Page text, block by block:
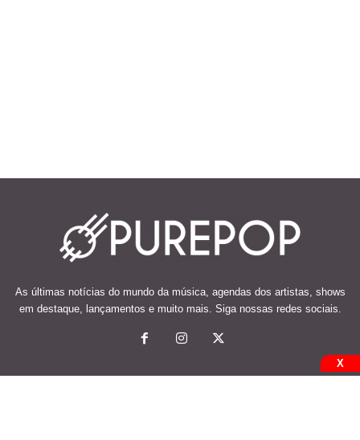
As últimas notícias do mundo da música, agendas dos artistas, shows
em destaque, lançamentos e muito mais. Siga nossas redes sociais.
X